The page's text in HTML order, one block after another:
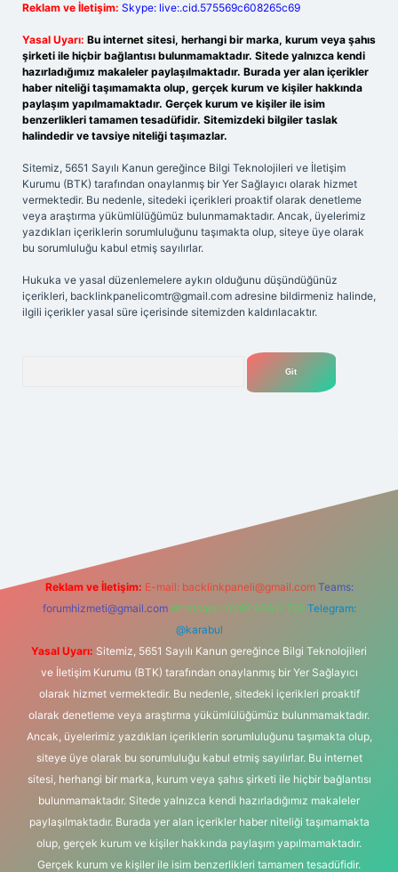
Reklam ve İletişim: Skype: live:.cid.575569c608265c69
Yasal Uyarı: Bu internet sitesi, herhangi bir marka, kurum veya şahıs
şirketi ile hiçbir bağlantısı bulunmamaktadır. Sitede yalnızca kendi
hazırladığımız makaleler paylaşılmaktadır. Burada yer alan içerikler
haber niteliği taşımamakta olup, gerçek kurum ve kişiler hakkında
paylaşım yapılmamaktadır. Gerçek kurum ve kişiler ile isim
benzerlikleri tamamen tesadüfidir. Sitemizdeki bilgiler taslak
halindedir ve tavsiye niteliği taşımazlar.
Sitemiz, 5651 Sayılı Kanun gereğince Bilgi Teknolojileri ve İletişim
Kurumu (BTK) tarafından onaylanmış bir Yer Sağlayıcı olarak hizmet
vermektedir. Bu nedenle, sitedeki içerikleri proaktif olarak denetleme
veya araştırma yükümlülüğümüz bulunmamaktadır. Ancak, üyelerimiz
yazdıkları içeriklerin sorumluluğunu taşımakta olup, siteye üye olarak
bu sorumluluğu kabul etmiş sayılırlar.
Hukuka ve yasal düzenlemelere aykırı olduğunu düşündüğünüz
içerikleri, backlinkpanelicomtr@gmail.com adresine bildirmeniz halinde,
ilgili içerikler yasal süre içerisinde sitemizden kaldırılacaktır.
Reklam ve İletişim: E-mail: backlinkpaneli@gmail.com Teams:
forumhizmeti@gmail.com Whatsapp: 0262 606 0 726 Telegram:
@karabul
Yasal Uyarı: Sitemiz, 5651 Sayılı Kanun gereğince Bilgi Teknolojileri
ve İletişim Kurumu (BTK) tarafından onaylanmış bir Yer Sağlayıcı
olarak hizmet vermektedir. Bu nedenle, sitedeki içerikleri proaktif
olarak denetleme veya araştırma yükümlülüğümüz bulunmamaktadır.
Ancak, üyelerimiz yazdıkları içeriklerin sorumluluğunu taşımakta olup,
siteye üye olarak bu sorumluluğu kabul etmiş sayılırlar. Bu internet
sitesi, herhangi bir marka, kurum veya şahıs şirketi ile hiçbir bağlantısı
bulunmamaktadır. Sitede yalnızca kendi hazırladığımız makaleler
paylaşılmaktadır. Burada yer alan içerikler haber niteliği taşımamakta
olup, gerçek kurum ve kişiler hakkında paylaşım yapılmamaktadır.
Gerçek kurum ve kişiler ile isim benzerlikleri tamamen tesadüfidir.